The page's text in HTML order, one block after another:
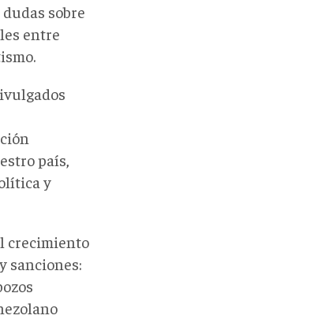
sobre
entre
país,
y
crecimiento
sanciones: